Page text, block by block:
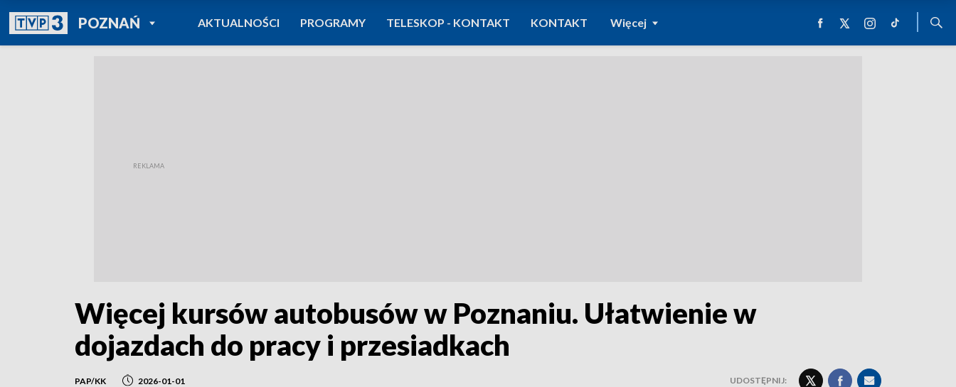
POZNAŃPOWRÓT DO
TVP REGIONY
AKTUALNOŚCI PROGRAMY TELESKOP - KONTAKT KONTAKT Więcej
Więcej kursów autobusów w Poznaniu. Ułatwienie w
dojazdach do pracy i przesiadkach
PAP/KK 2026-01-01 UDOSTĘPNIJ: